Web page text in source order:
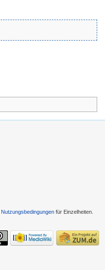
Nutzungsbedingungen für Einzelheiten.